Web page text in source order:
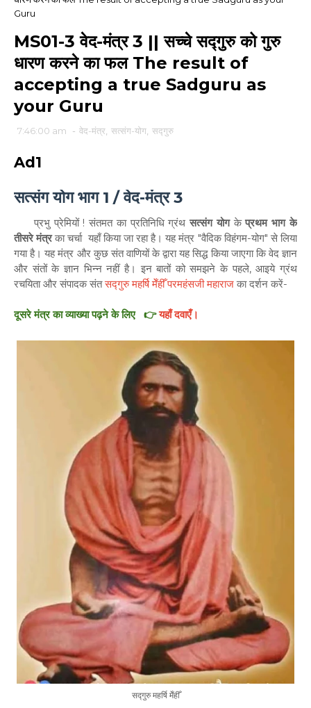
Guru
MS01-3 वेद-मंत्र 3 || सच्चे सद्गुरु को गुरु
धारण करने का फल The result of
accepting a true Sadguru as
your Guru
7:46:00 am - वेद-मंत्र सत्संग-योग सद्गुरु
Ad1
सत्संग योग भाग 1 / वेद-मंत्र 3
प्रभु प्रेमियों ! संतमत का प्रतिनिधि ग्रंथसत्संग योगकेप्रथम भाग के
तीसरे मंत्रका चर्चा यहाँ किया जा रहा है। यह मंत्र "वैदिक विहंगम-योग" से लिया
गया है। यह मंत्र और कुछ संत वाणियों के द्वारा यह सिद्ध किया जाएगा कि वेद ज्ञान
और संतों के ज्ञान भिन्न नहीं है। इन बातों को समझने के पहले, आइये ग्रंथ
रचयिता और संपादक संतसद्गुरु महर्षि मेँहीँ परमहंसजीमहाराज का दर्शन करें-
दूसरे मंत्र का व्याख्या पढ़ने के लिए 👉यहाँ दवाएँ।
सद्गुरु महर्षि मेँहीँ